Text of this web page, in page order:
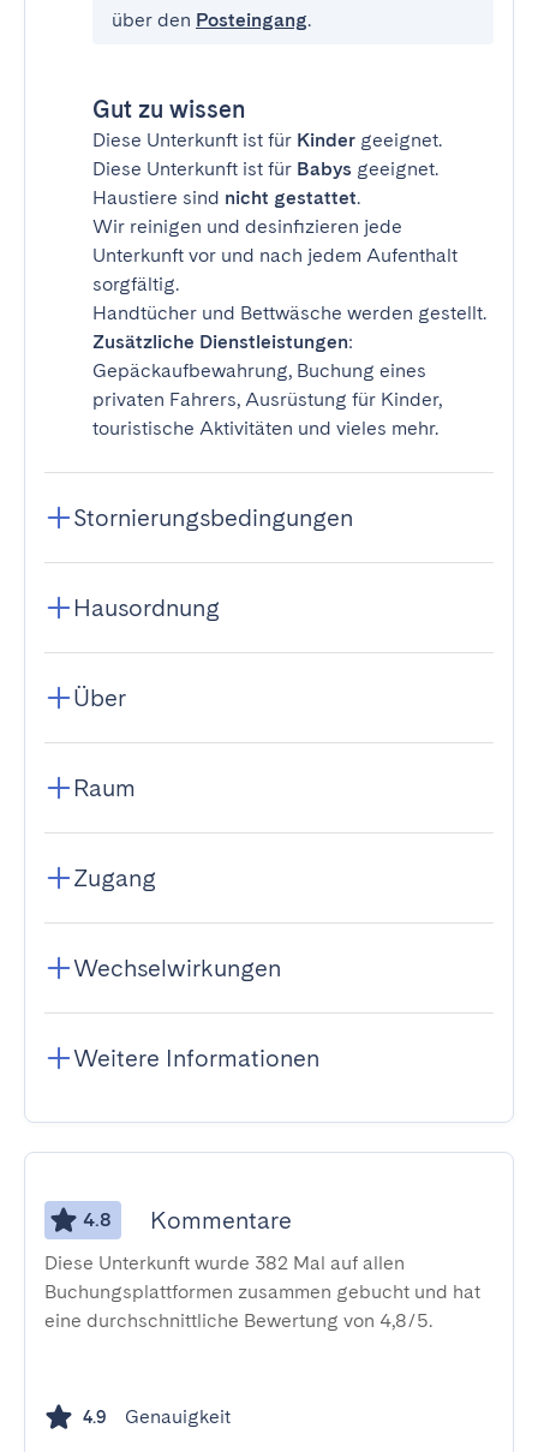
über den Posteingang.
Gut zu wissen
Diese Unterkunft ist für Kinder geeignet.
Diese Unterkunft ist für Babys geeignet.
Haustiere sind nicht gestattet.
Wir reinigen und desinfizieren jede
Unterkunft vor und nach jedem Aufenthalt
sorgfältig.
Handtücher und Bettwäsche werden gestellt.
Zusätzliche Dienstleistungen:
Gepäckaufbewahrung, Buchung eines
privaten Fahrers, Ausrüstung für Kinder,
touristische Aktivitäten und vieles mehr.
Stornierungsbedingungen
Hausordnung
Über
Raum
Zugang
Wechselwirkungen
Weitere Informationen
4.8 Kommentare
Diese Unterkunft wurde 382 Mal auf allen
Buchungsplattformen zusammen gebucht und hat
eine durchschnittliche Bewertung von 4,8/5.
4.9 Genauigkeit